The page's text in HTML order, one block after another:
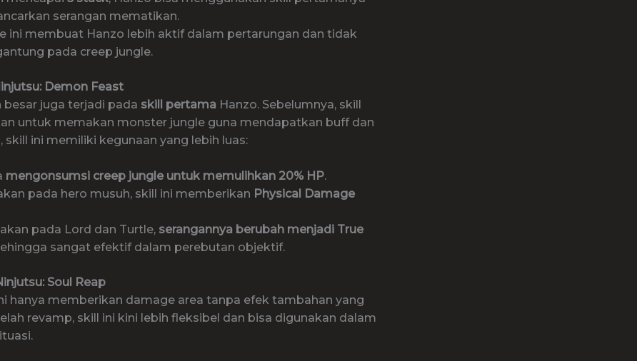
serangan mematikan.
ini membuat Hanzo lebih aktif dalam pertarungan dan tidak
pada creep jungle.
Demon Feast
besar juga terjadi pada skill pertama Hanzo. Sebelumnya, skill
untuk memakan monster jungle guna mendapatkan buff dan
skill ini memiliki kegunaan yang lebih luas:
mengonsumsi creep jungle untuk memulihkan 20% HP.
pada hero musuh, skill ini memberikan Physical Damage
pada Lord dan Turtle, serangannya berubah menjadi True
sangat efektif dalam perebutan objektif.
Soul Reap
hanya memberikan damage area tanpa efek tambahan yang
revamp, skill ini kini lebih fleksibel dan bisa digunakan dalam